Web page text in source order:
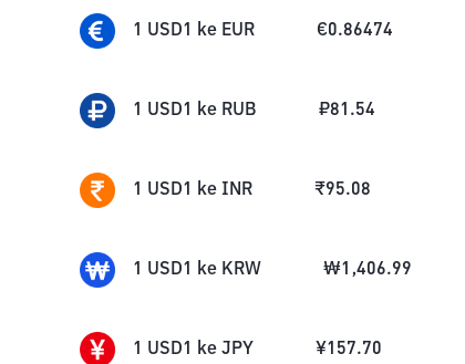
1 USD1 ke EUR €0.86474
1 USD1 ke RUB ₽81.54
1 USD1 ke INR ₹95.08
1 USD1 ke KRW ₩1,406.99
1 USD1 ke JPY ¥157.70